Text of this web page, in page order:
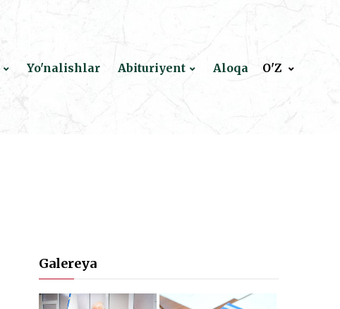
Yo'nalishlar Abituriyent Aloqa O'Z
Galereya